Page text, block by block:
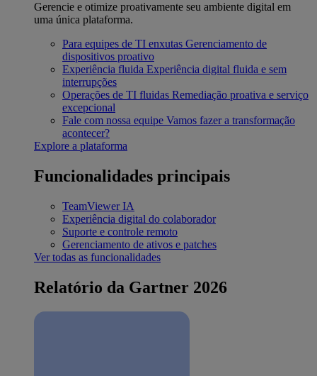
Gerencie e otimize proativamente seu ambiente digital em
uma única plataforma.
Para equipes de TI enxutas Gerenciamento de
dispositivos proativo
Experiência fluida Experiência digital fluida e sem
interrupções
Operações de TI fluidas Remediação proativa e serviço
excepcional
Fale com nossa equipe Vamos fazer a transformação
acontecer?
Explore a plataforma
Funcionalidades principais
TeamViewer IA
Experiência digital do colaborador
Suporte e controle remoto
Gerenciamento de ativos e patches
Ver todas as funcionalidades
Relatório da Gartner 2026